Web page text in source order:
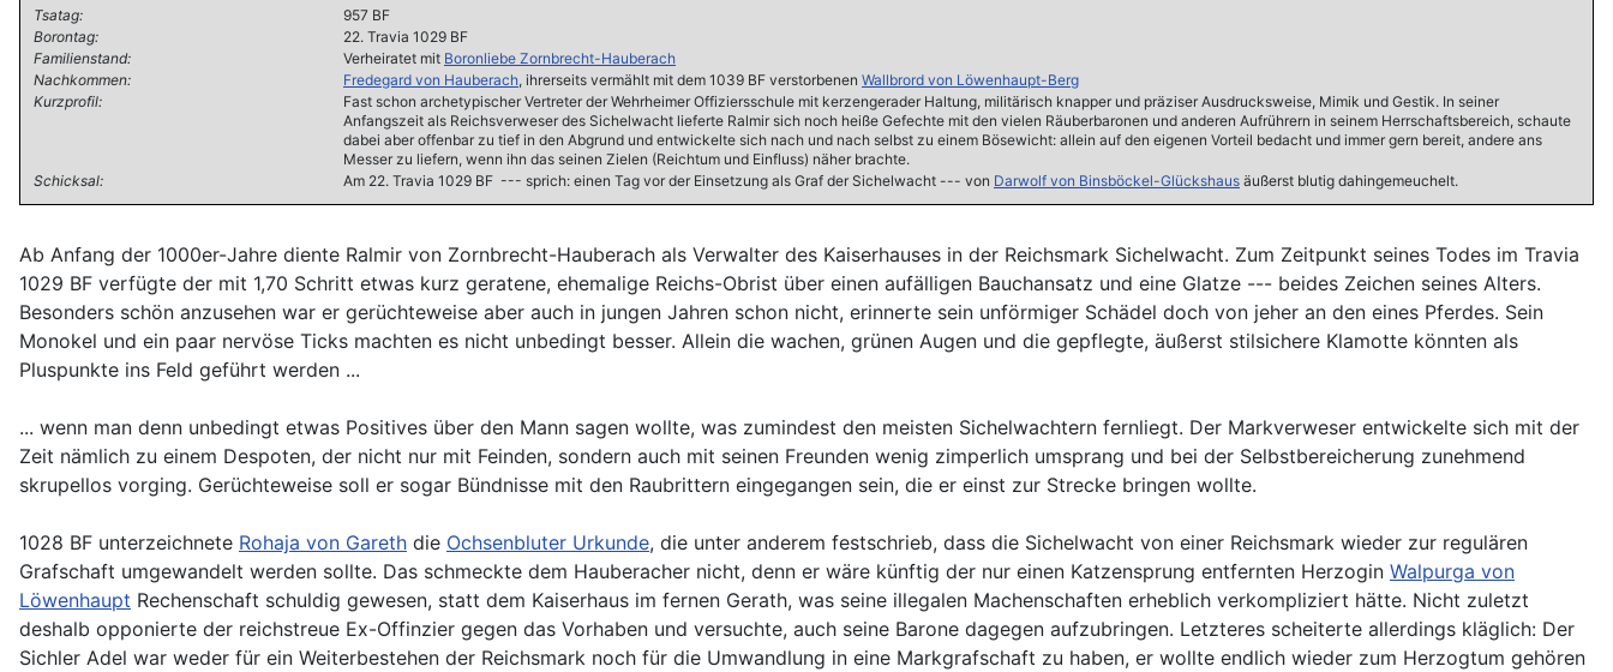
Tsatag:
957 BF
Borontag:
22. Travia 1029 BF
Familienstand:
Verheiratet mit Boronliebe Zornbrecht-Hauberach
Nachkommen:
Fredegard von Hauberach, ihrerseits vermählt mit dem 1039 BF verstorbenen Wallbrord von Löwenhaupt-Berg
Kurzprofil:
Fast schon archetypischer Vertreter der Wehrheimer Offiziersschule mit kerzengerader Haltung, militärisch knapper und präziser Ausdrucksweise, Mimik und Gestik. In seiner
Anfangszeit als Reichsverweser des Sichelwacht lieferte Ralmir sich noch heiße Gefechte mit den vielen Räuberbaronen und anderen Aufrührern in seinem Herrschaftsbereich, schaute
dabei aber offenbar zu tief in den Abgrund und entwickelte sich nach und nach selbst zu einem Bösewicht: allein auf den eigenen Vorteil bedacht und immer gern bereit, andere ans
Messer zu liefern, wenn ihn das seinen Zielen (Reichtum und Einfluss) näher brachte.
Schicksal:
Am 22. Travia 1029 BF --- sprich: einen Tag vor der Einsetzung als Graf der Sichelwacht --- von Darwolf von Binsböckel-Glückshaus äußerst blutig dahingemeuchelt.
Ab Anfang der 1000er-Jahre diente Ralmir von Zornbrecht-Hauberach als Verwalter des Kaiserhauses in der Reichsmark Sichelwacht. Zum Zeitpunkt seines Todes im Travia
1029 BF verfügte der mit 1,70 Schritt etwas kurz geratene, ehemalige Reichs-Obrist über einen aufälligen Bauchansatz und eine Glatze --- beides Zeichen seines Alters.
Besonders schön anzusehen war er gerüchteweise aber auch in jungen Jahren schon nicht, erinnerte sein unförmiger Schädel doch von jeher an den eines Pferdes. Sein
Monokel und ein paar nervöse Ticks machten es nicht unbedingt besser. Allein die wachen, grünen Augen und die gepflegte, äußerst stilsichere Klamotte könnten als
Pluspunkte ins Feld geführt werden ...
... wenn man denn unbedingt etwas Positives über den Mann sagen wollte, was zumindest den meisten Sichelwachtern fernliegt. Der Markverweser entwickelte sich mit der
Zeit nämlich zu einem Despoten, der nicht nur mit Feinden, sondern auch mit seinen Freunden wenig zimperlich umsprang und bei der Selbstbereicherung zunehmend
skrupellos vorging. Gerüchteweise soll er sogar Bündnisse mit den Raubrittern eingegangen sein, die er einst zur Strecke bringen wollte.
1028 BF unterzeichnete Rohaja von Gareth die Ochsenbluter Urkunde, die unter anderem festschrieb, dass die Sichelwacht von einer Reichsmark wieder zur regulären
Grafschaft umgewandelt werden sollte. Das schmeckte dem Hauberacher nicht, denn er wäre künftig der nur einen Katzensprung entfernten Herzogin Walpurga von
Löwenhaupt Rechenschaft schuldig gewesen, statt dem Kaiserhaus im fernen Gerath, was seine illegalen Machenschaften erheblich verkompliziert hätte. Nicht zuletzt
deshalb opponierte der reichstreue Ex-Offinzier gegen das Vorhaben und versuchte, auch seine Barone dagegen aufzubringen. Letzteres scheiterte allerdings kläglich: Der
Sichler Adel war weder für ein Weiterbestehen der Reichsmark noch für die Umwandlung in eine Markgrafschaft zu haben, er wollte endlich wieder zum Herzogtum gehören